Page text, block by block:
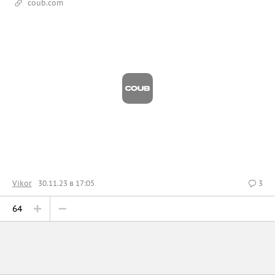
coub.com
Vikor 30.11.23 в 17:05 3
64